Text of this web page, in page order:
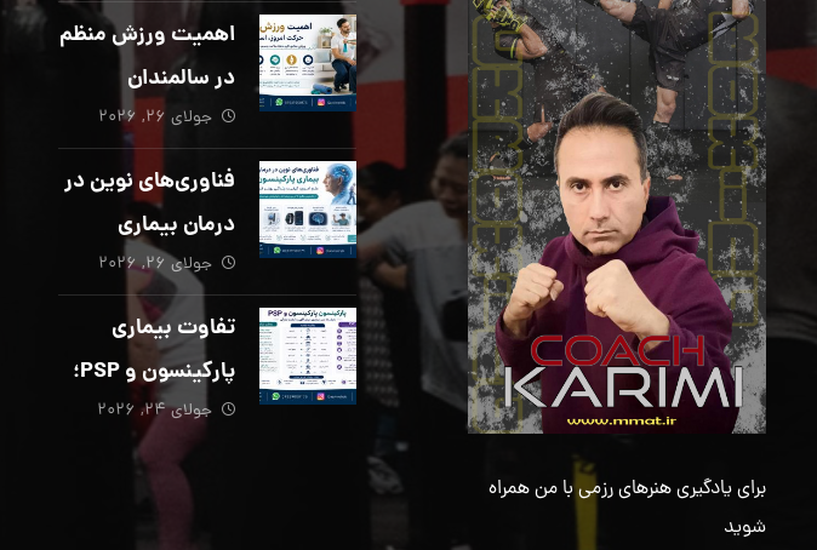
برای یادگیری هنرهای رزمی با من همراه
شوید
دیگری ضروری
است؟
اهمیت ورزش منظم
در سالمندان
جولای ۲۶, ۲۰۲۶
فناوری‌های نوین در
درمان بیماری
پارکینسون؛ از هوش
مصنوعی تا تحریک
عمقی مغز
جولای ۲۶, ۲۰۲۶
تفاوت بیماری
پارکینسون و PSP؛
از تشخیص تا
توانبخشی تخصصی
در منزل_بخش پنجم
جولای ۲۴, ۲۰۲۶